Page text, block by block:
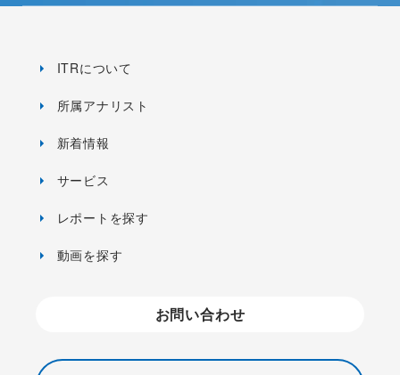
ITRについて
所属アナリスト
新着情報
サービス
レポートを探す
動画を探す
お問い合わせ